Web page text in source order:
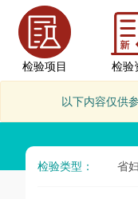
检验项目 检验
以下内容仅供
检验类型： 省